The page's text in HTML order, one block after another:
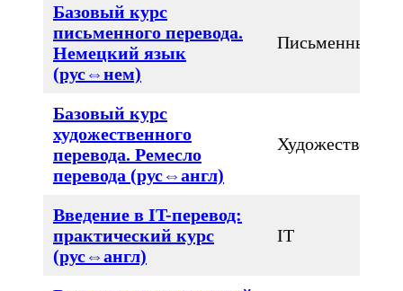
Базовый курс
письменного перевода.
Немецкий язык
(рус⇔нем)
Письменный
Базовый курс
художественного
перевода. Ремесло
перевода (рус⇔англ)
Введение в IT-перевод:
практический курс
(рус⇔англ)
IT